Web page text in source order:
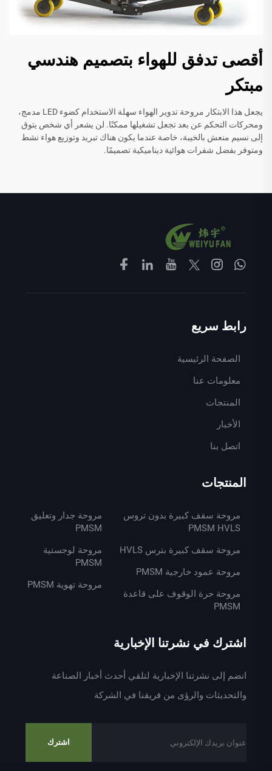
أقصى تدفق للهواء بتصميم هندسي
مبتكر
يجعل هذا الابتكار مروحة تدوير الهواء سهلة الاستخدام كضوء LED مدمج،
ومحركات التحكم عن بعد تجعل تشغيلها ممكنًا. لن يشعر أي شخص يتوق
إلى نسيم منعش بالخيبة، خاصة عندما يكون هناك تبريد وتوزيع هواء نشط
ومتوفر بفضل شفرات هوائية ديناميكية تصميمًا.
رابط سريع
الصفحة الرئيسية
معلومات عنا
المنتجات
الأخبار
اتصل بنا
المنتجات
مروحة سقف كبيرة بدون تروس
PMSM HVLS
مروحة سقف كبيرة بترس HVLS
مروحة عمود خارجية PMSM
مروحة حرة الوقوف على قاعدة
PMSM
مروحة جدار وتعليق
PMSM
مروحة لوجستية
PMSM
مروحة تهوية PMSM
اشترك في نشرتنا الإخبارية
انضم إلى نشرتنا الإخبارية لتلقي أحدث أخبار الصناعة
والتحديثات والرؤى من فريقنا في الشركة
اشترك